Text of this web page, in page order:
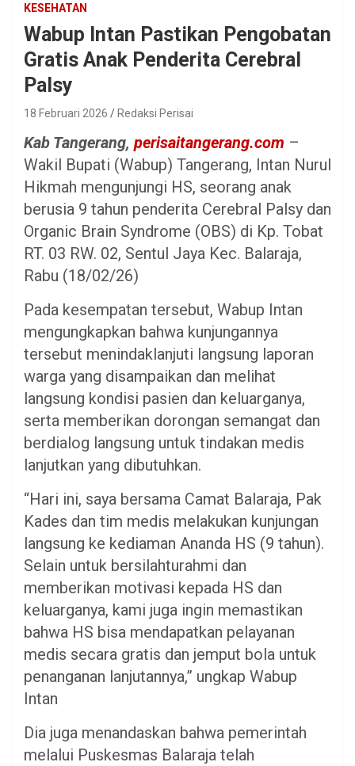
KESEHATAN
Wabup Intan Pastikan Pengobatan
Gratis Anak Penderita Cerebral
Palsy
18 Februari 2026 Redaksi Perisai
Kab Tangerang, perisaitangerang.com –
Wakil Bupati (Wabup) Tangerang, Intan Nurul
Hikmah mengunjungi HS, seorang anak
berusia 9 tahun penderita Cerebral Palsy dan
Organic Brain Syndrome (OBS) di Kp. Tobat
RT. 03 RW. 02, Sentul Jaya Kec. Balaraja,
Rabu (18/02/26)
Pada kesempatan tersebut, Wabup Intan
mengungkapkan bahwa kunjungannya
tersebut menindaklanjuti langsung laporan
warga yang disampaikan dan melihat
langsung kondisi pasien dan keluarganya,
serta memberikan dorongan semangat dan
berdialog langsung untuk tindakan medis
lanjutkan yang dibutuhkan.
“Hari ini, saya bersama Camat Balaraja, Pak
Kades dan tim medis melakukan kunjungan
langsung ke kediaman Ananda HS (9 tahun).
Selain untuk bersilahturahmi dan
memberikan motivasi kepada HS dan
keluarganya, kami juga ingin memastikan
bahwa HS bisa mendapatkan pelayanan
medis secara gratis dan jemput bola untuk
penanganan lanjutannya,” ungkap Wabup
Intan
Dia juga menandaskan bahwa pemerintah
melalui Puskesmas Balaraja telah